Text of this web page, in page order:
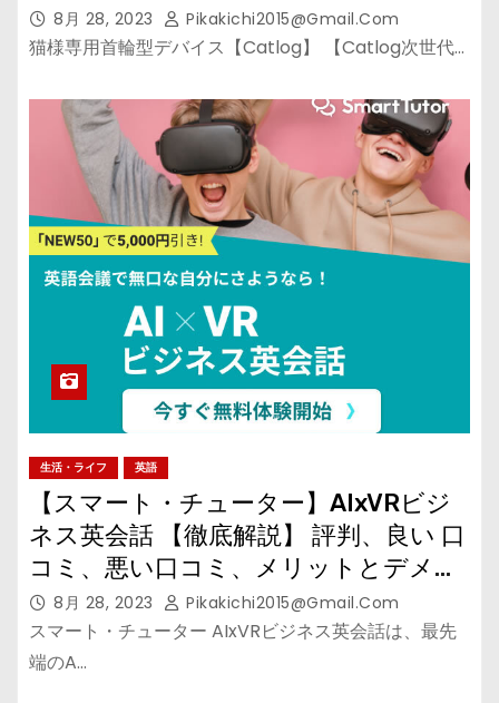
8月 28, 2023 Pikakichi2015@gmail.com
猫様専用首輪型デバイス【Catlog】 【Catlog次世代…
生活・ライフ 英語
【スマート・チューター】AIxVRビジ
ネス英会話 【徹底解説】 評判、良い 口
コミ、悪い口コミ、メリットとデメリ
ット!!
8月 28, 2023 Pikakichi2015@gmail.com
スマート・チューター AIxVRビジネス英会話は、最先
端のA…